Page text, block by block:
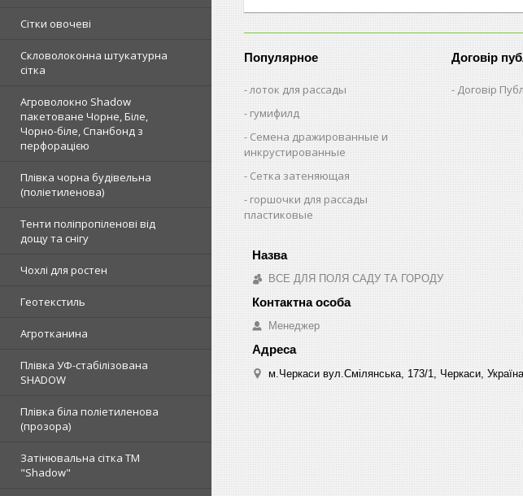
Сітки овочеві
Скловолоконна штукатурна
сітка
Агроволокно Shadow
пакетоване Чорне, Біле,
Чорно-біле, Спанбонд з
перфорацією
Плівка чорна будівельна
(поліетиленова)
Тенти поліпропіленові від
дощу та снігу
Чохлі для ростен
Геотекстиль
Агротканина
Плівка УФ-стабілізована
SHADOW
Плівка біла поліетиленова
(прозора)
Затінювальна сітка ТМ
"Shadow"
Популярное
лоток для рассады
гумифилд
Семена дражированные и
инкрустированные
Сетка затеняющая
горшочки для рассады
пластиковые
Договір
Договір
ВСЕ ДЛЯ ПОЛЯ САДУ ТА ГОРОДУ
Менеджер
м.Черкаси вул.Смілянська, 173/1, Черкаси, Україна